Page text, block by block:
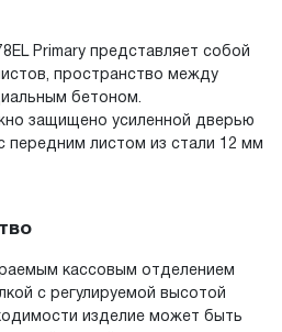
Primary представляет собой
пространство между
бетоном.
защищено усиленной дверью
передним листом из стали 12 мм
кассовым отделением
с регулируемой высотой
изделие может быть